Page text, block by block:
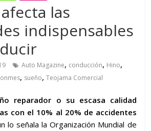
las
indispensables
Auto Magazine, conducción, Hino,
, sueño,Teojama Comercial
reparador o su escasa calidad
con el 10% al 20% de accidentes
lo señala la Organización Mundial de